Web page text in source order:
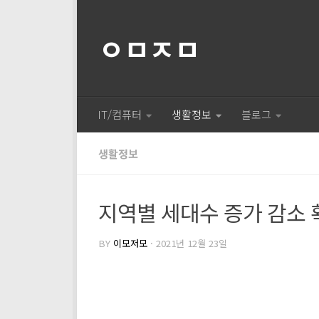
ㅇㅁㅈㅁ
IT/컴퓨터 생활정보 블로그
생활정보
지역별 세대수 증가 감소
BY 이모저모 · 2021년 12월 23일